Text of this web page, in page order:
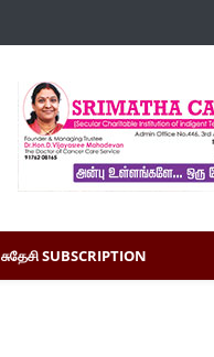
சுதேசி SUBSCRIPTION